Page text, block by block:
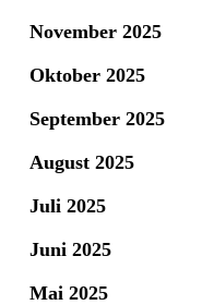
November 2025
Oktober 2025
September 2025
August 2025
Juli 2025
Juni 2025
Mai 2025